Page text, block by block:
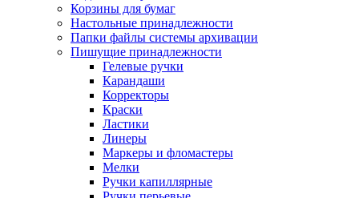
Корзины для бумаг
Настольные принадлежности
Папки файлы системы архивации
Пишущие принадлежности
Гелевые ручки
Карандаши
Корректоры
Краски
Ластики
Линеры
Маркеры и фломастеры
Мелки
Ручки капиллярные